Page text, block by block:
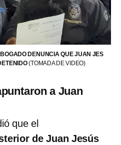
DENUNCIA QUE JUAN JES
(TOMADA DE VIDEO)
a Juan
que el
de Juan Jesús